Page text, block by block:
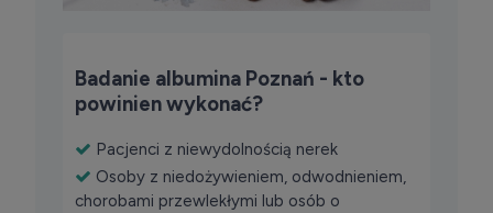
Badanie albumina Poznań - kto
powinien wykonać?
Pacjenci z niewydolnością nerek
Osoby z niedożywieniem, odwodnieniem,
chorobami przewlekłymi lub osób o